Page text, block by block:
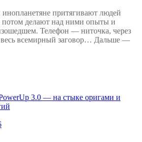
притягивают людей
делают над ними опыты и
Телефон — ниточка, через
весь всемирный заговор… Дальше —
3.0 — на стыке оригами и